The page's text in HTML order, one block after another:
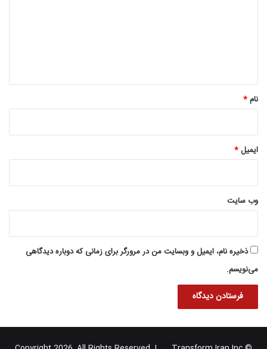
نام*
ایمیل *
وب‌ سایت
ذخیره نام، ایمیل و وبسایت من در مرورگر برای زمانی که دوباره دیدگاهی
می‌نویسم.